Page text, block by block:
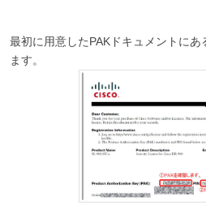
最初に用意したPAKドキュメントに
ます。